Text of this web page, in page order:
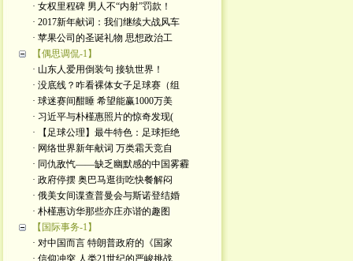
· 女权里程碑 男人不“内射”罚款！
· 2017新年献词：我们继续大战风车
· 苹果公司的圣诞礼物 思想政治工
【偶思调侃-1】
· 山东人爱用倒装句 接轨世界！
· 没底线？咋看裸体女子足球赛（组
· 球迷赛间酣睡 希望能赢1000万美
· 习近平与朴槿惠照片的惊奇发现(
· 【足球公理】最牛特色：足球拒绝
· 网络世界新年献词 万类霜天竞自
· 同仇敌忾——缺乏幽默感的中国雾霾
· 政府停摆 奥巴马逛街吃快餐解闷
· 俄美女间谍查普曼会与斯诺登结婚
· 朴槿惠访华那些亦庄亦谐的趣图
【国际事务-1】
· 对中国而言 特朗普政府的《国家
· 信仰冲突 人类21世纪的严峻挑战